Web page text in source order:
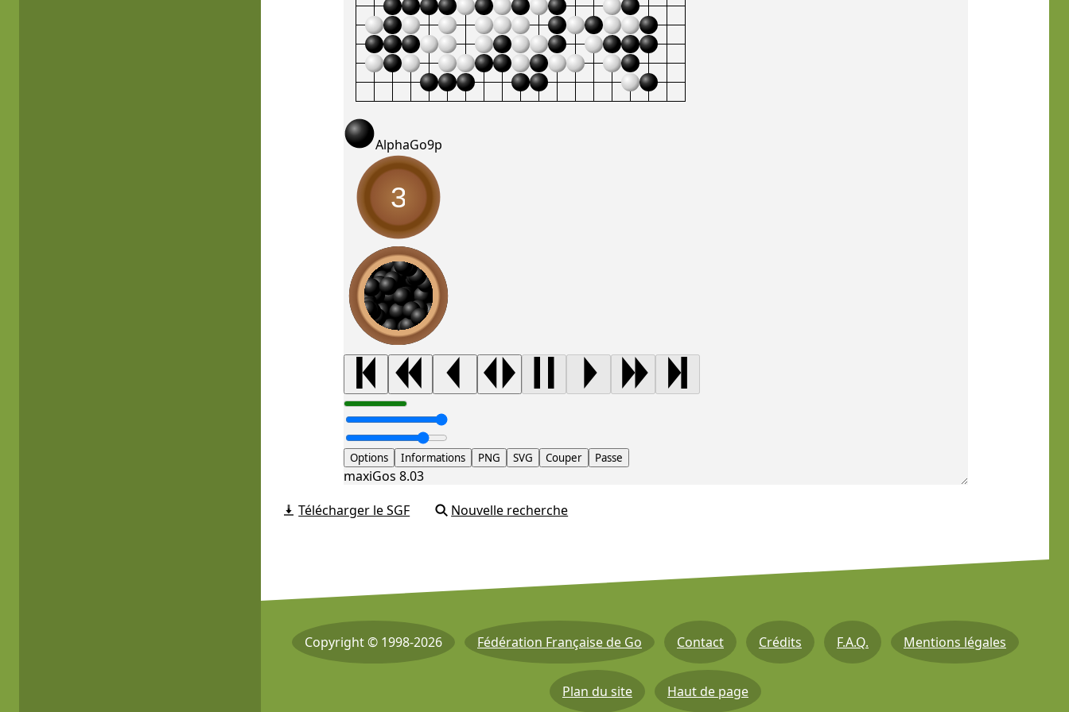
AlphaGo9p
3
Options Informations PNG SVG Couper Passe
maxiGos 8.03
Télécharger le SGF
Nouvelle recherche
Copyright © 1998-2026 Fédération Française de Go Contact Crédits F.A.Q. Mentions légales
Plan du site Haut de page